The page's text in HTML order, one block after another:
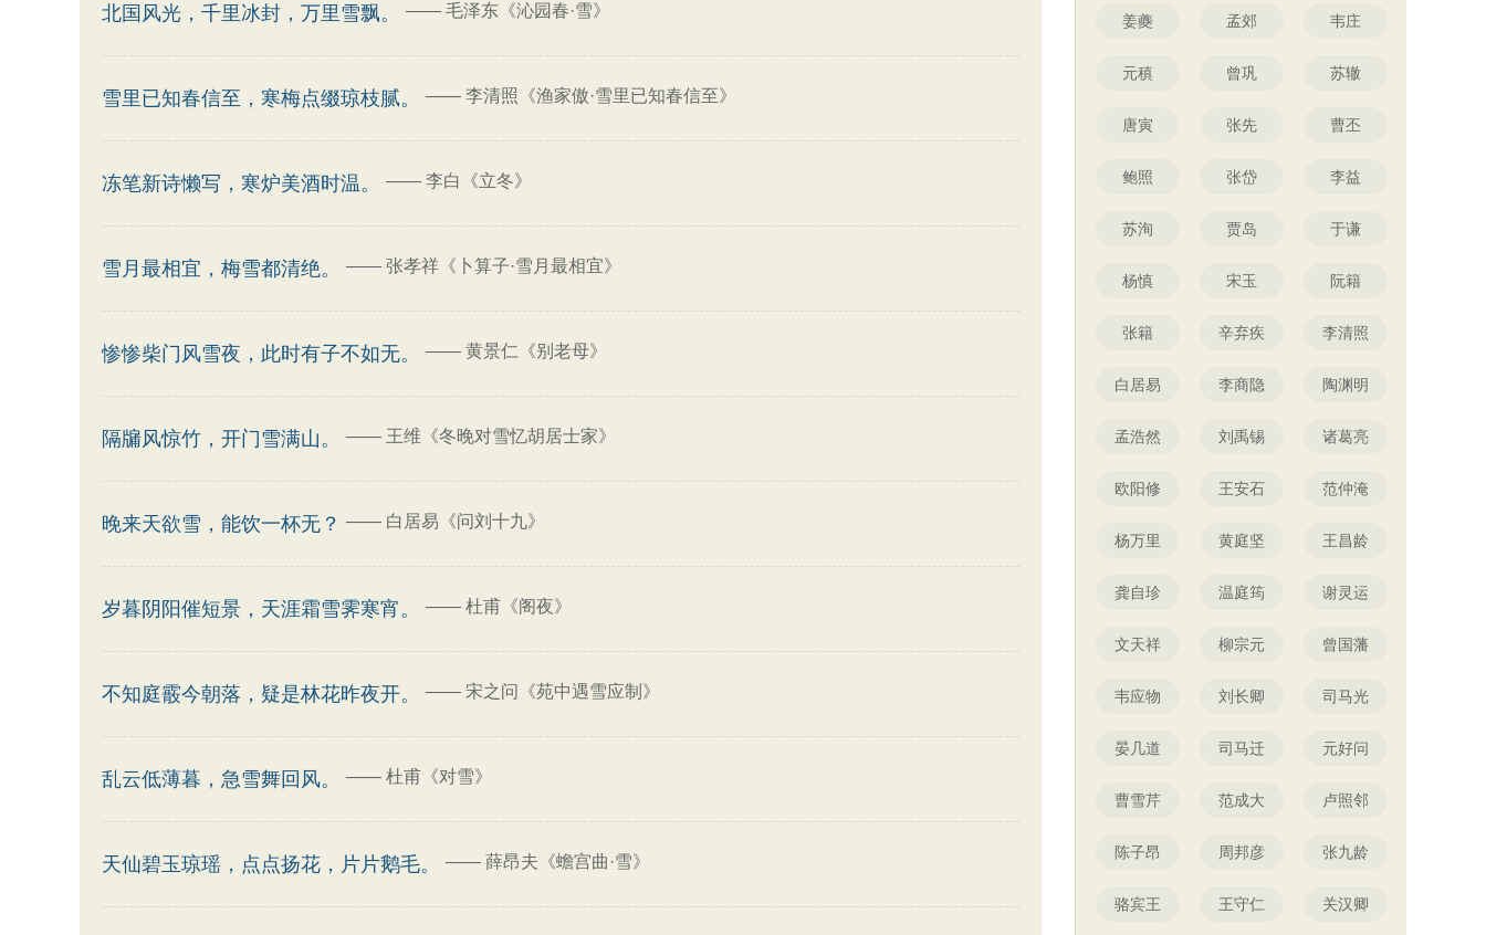
北国风光，千里冰封，万里雪飘。 —— 毛泽东《沁园春·雪》
雪里已知春信至，寒梅点缀琼枝腻。 —— 李清照《渔家傲·雪里已知春信至》
冻笔新诗懒写，寒炉美酒时温。 —— 李白《立冬》
雪月最相宜，梅雪都清绝。 —— 张孝祥《卜算子·雪月最相宜》
惨惨柴门风雪夜，此时有子不如无。 —— 黄景仁《别老母》
隔牖风惊竹，开门雪满山。 —— 王维《冬晚对雪忆胡居士家》
晚来天欲雪，能饮一杯无？ —— 白居易《问刘十九》
岁暮阴阳催短景，天涯霜雪霁寒宵。 —— 杜甫《阁夜》
不知庭霰今朝落，疑是林花昨夜开。 —— 宋之问《苑中遇雪应制》
乱云低薄暮，急雪舞回风。 —— 杜甫《对雪》
天仙碧玉琼瑶，点点扬花，片片鹅毛。 —— 薛昂夫《蟾宫曲·雪》
姜夔 孟郊 韦庄
元稹 曾巩 苏辙
唐寅 张先 曹丕
鲍照 张岱 李益
苏洵 贾岛 于谦
杨慎 宋玉 阮籍
张籍 辛弃疾 李清照
白居易 李商隐 陶渊明
孟浩然 刘禹锡 诸葛亮
欧阳修 王安石 范仲淹
杨万里 黄庭坚 王昌龄
龚自珍 温庭筠 谢灵运
文天祥 柳宗元 曾国藩
韦应物 刘长卿 司马光
晏几道 司马迁 元好问
曹雪芹 范成大 卢照邻
陈子昂 周邦彦 张九龄
骆宾王 王守仁 关汉卿